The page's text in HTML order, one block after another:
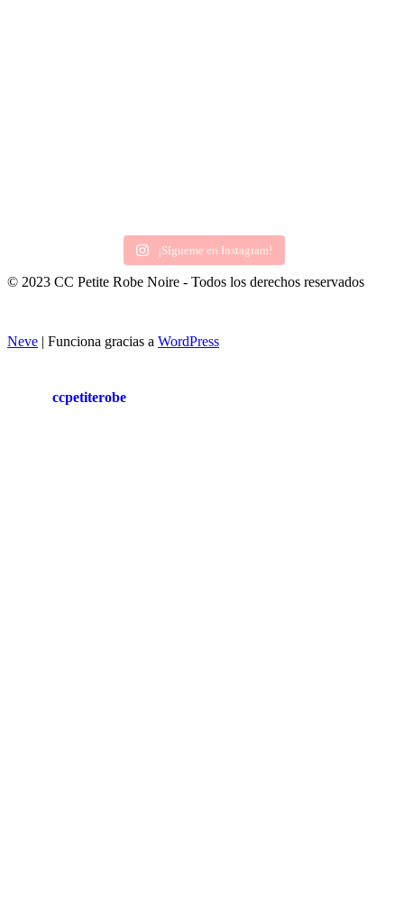
¡Sígueme en Instagram!
© 2023 CC Petite Robe Noire - Todos los derechos reservados
Neve | Funciona gracias a WordPress
ccpetiterobe